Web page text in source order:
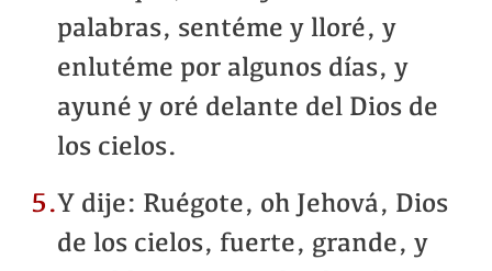
palabras, sentéme y lloré, y
enlutéme por algunos días, y
ayuné y oré delante del Dios de
los cielos.
5.Y dije: Ruégote, oh Jehová, Dios
de los cielos, fuerte, grande, y